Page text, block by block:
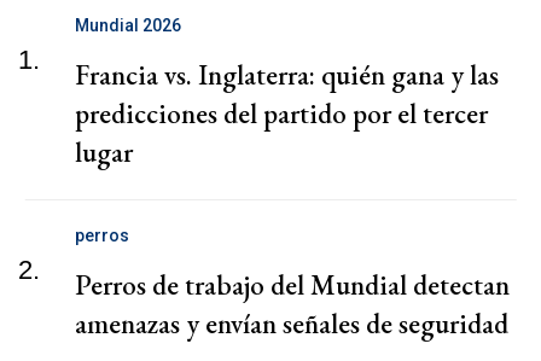
1.
Mundial 2026
Francia vs. Inglaterra: quién gana y las
predicciones del partido por el tercer
lugar
2.
perros
Perros de trabajo del Mundial detectan
amenazas y envían señales de seguridad